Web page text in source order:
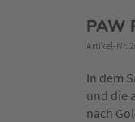
PAW
Artikel-Nr.
In dem
und die
nach